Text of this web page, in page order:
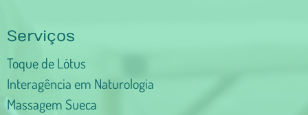
Serviços
Toque de Lótus
Interagência em Naturologia
Massagem Sueca